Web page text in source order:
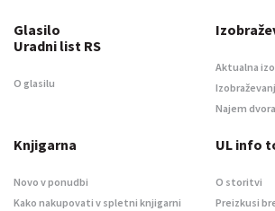
Glasilo
Uradni list RS
O glasilu
Aktualna
Najem
Knjigarna
Novo v ponudbi
Kako nakupovati v spletni knjigarni
UL info
O storitvi
Preizkusi